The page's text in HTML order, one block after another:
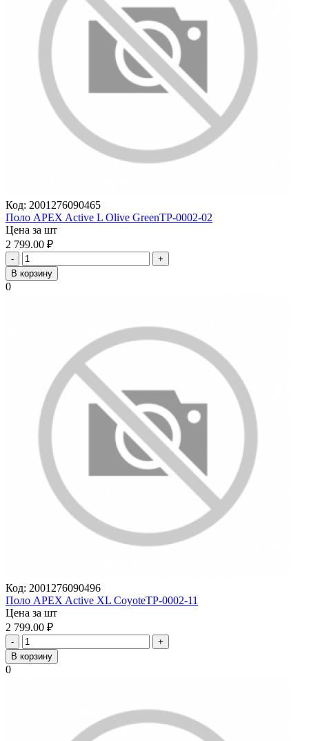
Код: 2001276090465
Поло APEX Active L Olive GreenTP-0002-02
Цена за шт
2 799.00 ₽
-
+
В корзину
0
Код: 2001276090496
Поло APEX Active XL CoyoteTP-0002-11
Цена за шт
2 799.00 ₽
-
+
В корзину
0